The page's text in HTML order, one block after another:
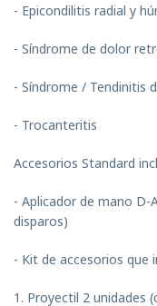
- Epicondilitis radial y
- Síndrome de dolor
- Síndrome / Tendinitis
- Trocanteritis
Accesorios Standard
- Aplicador de mano D-
disparos)
- Kit de accesorios que
1. Proyectil 2 unidades